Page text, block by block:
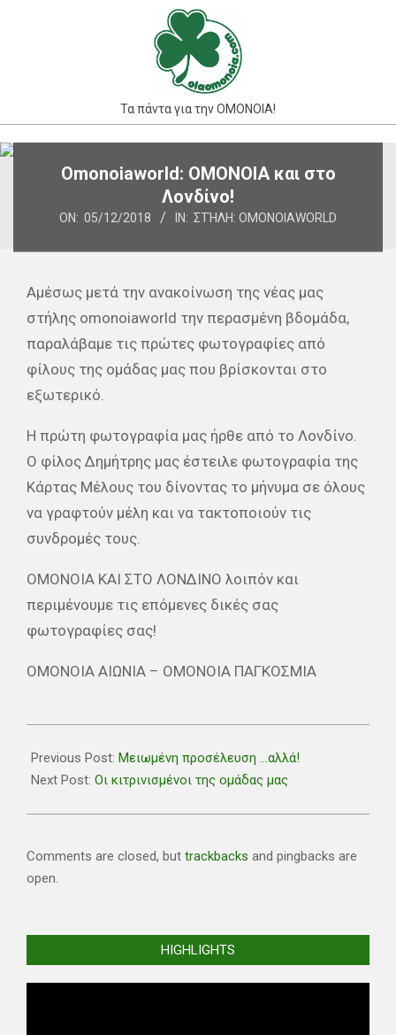
Τα πάντα για την ΟΜΟΝΟΙΑ!
Primary
Omonoiaworld: ΟΜΟΝΟΙΑ και στο
Λονδίνο!
ON: 05/12/2018 IN: ΣΤΉΛΗ: OMONOIAWORLD
Αμέσως μετά την ανακοίνωση της νέας μας
στήλης omonoiaworld την περασμένη βδομάδα,
παραλάβαμε τις πρώτες φωτογραφίες από
φίλους της ομάδας μας που βρίσκονται στο
εξωτερικό.
Η πρώτη φωτογραφία μας ήρθε από το Λονδίνο.
Ο φίλος Δημήτρης μας έστειλε φωτογραφία της
Κάρτας Μέλους του δίνοντας το μήνυμα σε όλους
να γραφτούν μέλη και να τακτοποιούν τις
συνδρομές τους.
ΟΜΟΝΟΙΑ ΚΑΙ ΣΤΟ ΛΟΝΔΙΝΟ λοιπόν και
περιμένουμε τις επόμενες δικές σας
φωτογραφίες σας!
ΟΜΟΝΟΙΑ ΑΙΩΝΙΑ – ΟΜΟΝΟΙΑ ΠΑΓΚΟΣΜΙΑ
12-
05
Previous Post: Μειωμένη προσέλευση …αλλά!
Next Post: Οι κιτρινισμένοι της ομάδας μας
Comments are closed, but trackbacks and pingbacks are
open.
HIGHLIGHTS